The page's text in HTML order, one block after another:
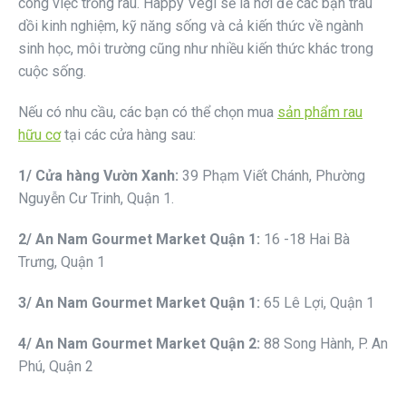
dồi kinh nghiệm, kỹ năng sống và cả kiến thức về ngành
sinh học, môi trường cũng như nhiều kiến thức khác trong
cuộc sống.
Nếu có nhu cầu, các bạn có thể chọn mua sản phẩm rau
hữu cơtại các cửa hàng sau:
1/ Cửa hàng Vườn Xanh: 39 Phạm Viết Chánh, Phường
Nguyễn Cư Trinh, Quận 1.
2/ An Nam Gourmet Market Quận 1: 16 -18 Hai Bà
Trưng, Quận 1
3/ An Nam Gourmet Market Quận 1: 65 Lê Lợi, Quận 1
4/ An Nam Gourmet Market Quận 2: 88 Song Hành, P. An
Phú, Quận 2